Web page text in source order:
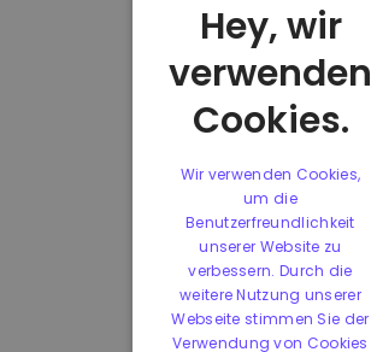
Hey, wir
verwenden
Cookies.
Wir verwenden Cookies,
um die
Benutzerfreundlichkeit
unserer Website zu
verbessern. Durch die
weitere Nutzung unserer
Webseite stimmen Sie der
Verwendung von Cookies